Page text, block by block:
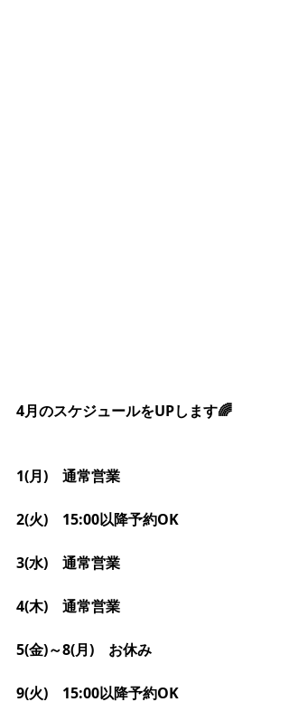
4月のスケジュールをUPします🌈
1(月)　通常営業
2(火)　15:00以降予約OK
3(水)　通常営業
4(木)　通常営業
5(金)～8(月)　お休み
9(火)　15:00以降予約OK